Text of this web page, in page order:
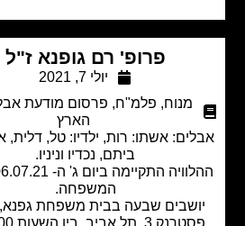
פרופ' רם גופנא ז"ל
מנוח,פלמ"ח,פרסום מודעת אבל בעיתון
אשתו: רות, ילדיו: טל, דלית, אורי ובני
ביתם, נכדיו וניניו.
ההלוויה התקיימה ביום ג' ה- 06.07.21, בחוג
המשפחה.
שבעה בבית משפחת גפנא, רחוב